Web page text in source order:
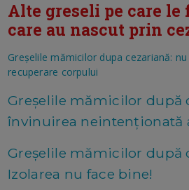
Alte greseli pe care le
care au nascut prin
Greșelile mămicilor dupa cezariană:
recuperare corpului
Greșelile mămicilor după
învinuirea neintenționată
Greșelile mămicilor după
Izolarea nu face bine!